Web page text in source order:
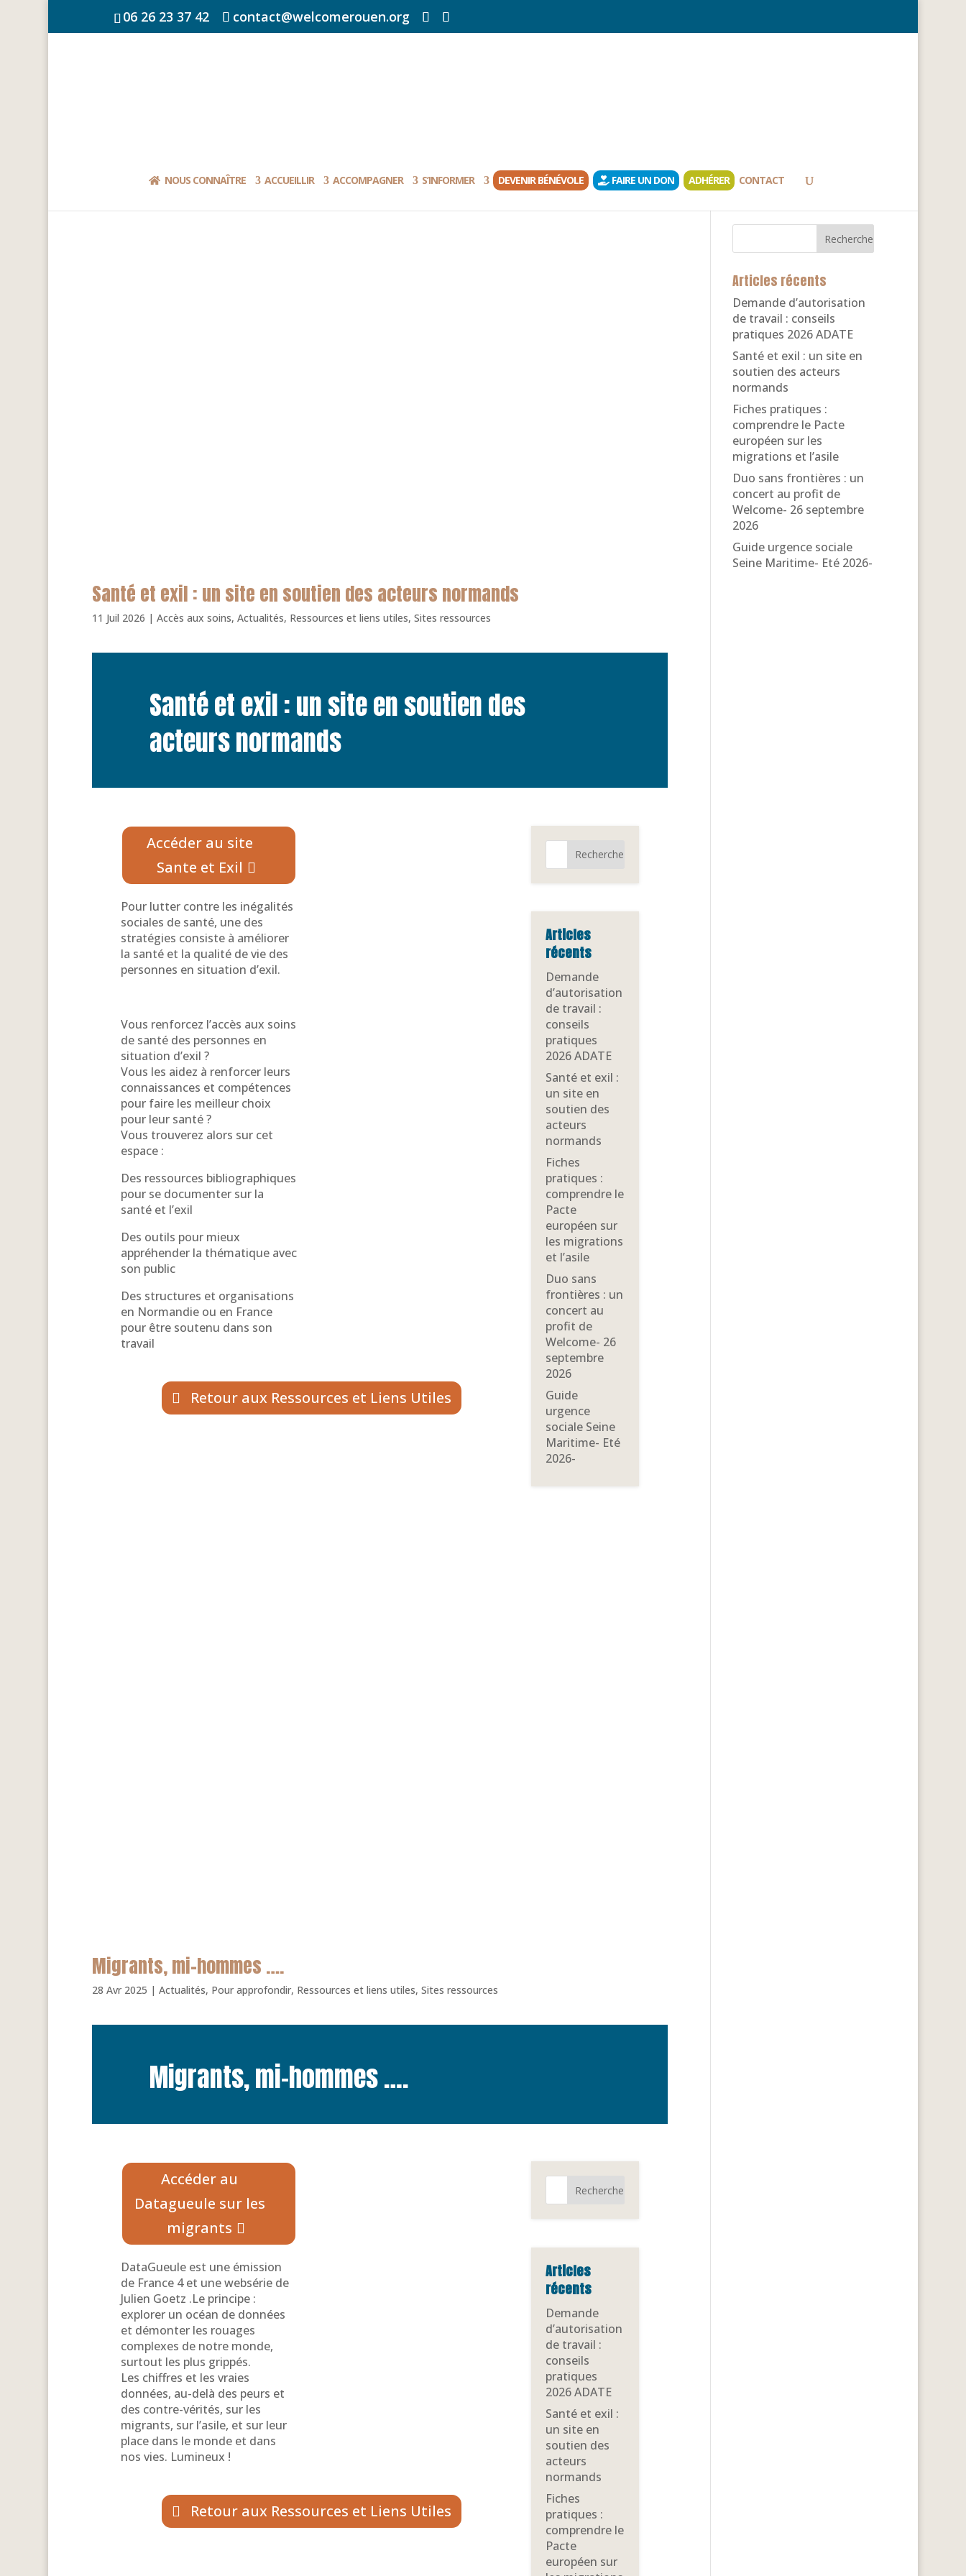
06 26 23 37 42 contact@welcomerouen.org
NOUS CONNAÎTRE ACCUEILLIR ACCOMPAGNER S’INFORMER DEVENIR BÉNÉVOLE FAIRE UN DON ADHÉRER CONTACT
Santé et exil : un site en soutien des acteurs normands
11 Juil 2026 | Accès aux soins, Actualités, Ressources et liens utiles, Sites ressources
Santé et exil : un site en soutien des
acteurs normands
Accéder au site
Sante et Exil
Pour lutter contre les inégalités
sociales de santé, une des
stratégies consiste à améliorer
la santé et la qualité de vie des
personnes en situation d’exil.
Vous renforcez l’accès aux soins
de santé des personnes en
situation d’exil ?
Vous les aidez à renforcer leurs
connaissances et compétences
pour faire les meilleur choix
pour leur santé ?
Vous trouverez alors sur cet
espace :
Des ressources bibliographiques
pour se documenter sur la
santé et l’exil
Des outils pour mieux
appréhender la thématique avec
son public
Des structures et organisations
en Normandie ou en France
pour être soutenu dans son
travail
Retour aux Ressources et Liens Utiles
Articles
récents
Demande
d’autorisation
de travail :
conseils
pratiques
2026 ADATE
Santé et exil :
un site en
soutien des
acteurs
normands
Fiches
pratiques :
comprendre le
Pacte
européen sur
les migrations
et l’asile
Duo sans
frontières : un
concert au
profit de
Welcome- 26
septembre
2026
Guide
urgence
sociale Seine
Maritime- Eté
2026-
Migrants, mi-hommes ….
28 Avr 2025 | Actualités, Pour approfondir, Ressources et liens utiles, Sites ressources
Migrants, mi-hommes ….
Accéder au
Datagueule sur les
migrants
DataGueule est une émission
de France 4 et une websérie de
Julien Goetz .Le principe :
explorer un océan de données
et démonter les rouages
complexes de notre monde,
surtout les plus grippés.
Les chiffres et les vraies
données, au-delà des peurs et
des contre-vérités, sur les
migrants, sur l’asile, et sur leur
place dans le monde et dans
nos vies. Lumineux !
Retour aux Ressources et Liens Utiles
Articles
récents
Demande
d’autorisation
de travail :
conseils
pratiques
2026 ADATE
Santé et exil :
un site en
soutien des
acteurs
normands
Fiches
pratiques :
comprendre le
Pacte
européen sur
Articles récents
Demande d’autorisation
de travail : conseils
pratiques 2026 ADATE
Santé et exil : un site en
soutien des acteurs
normands
Fiches pratiques :
comprendre le Pacte
européen sur les
migrations et l’asile
Duo sans frontières : un
concert au profit de
Welcome- 26 septembre
2026
Guide urgence sociale
Seine Maritime- Eté 2026-